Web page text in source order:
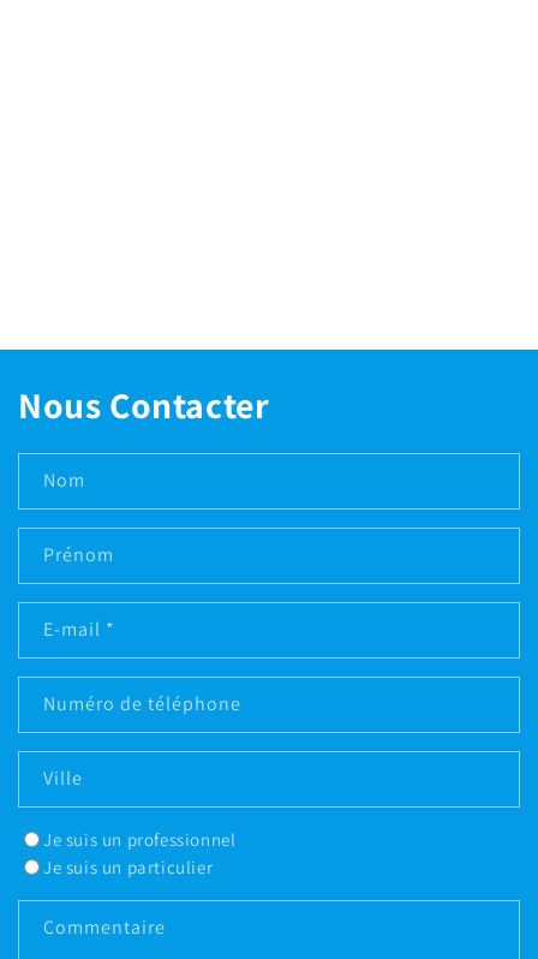
Nous Contacter
Nom
Prénom
E-mail *
Numéro de téléphone
Ville
Je suis un professionnel
Je suis un particulier
Commentaire